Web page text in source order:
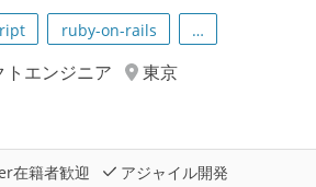
ruby-on-rails …
エンジニア
東京
在籍者歓迎
アジャイル開発